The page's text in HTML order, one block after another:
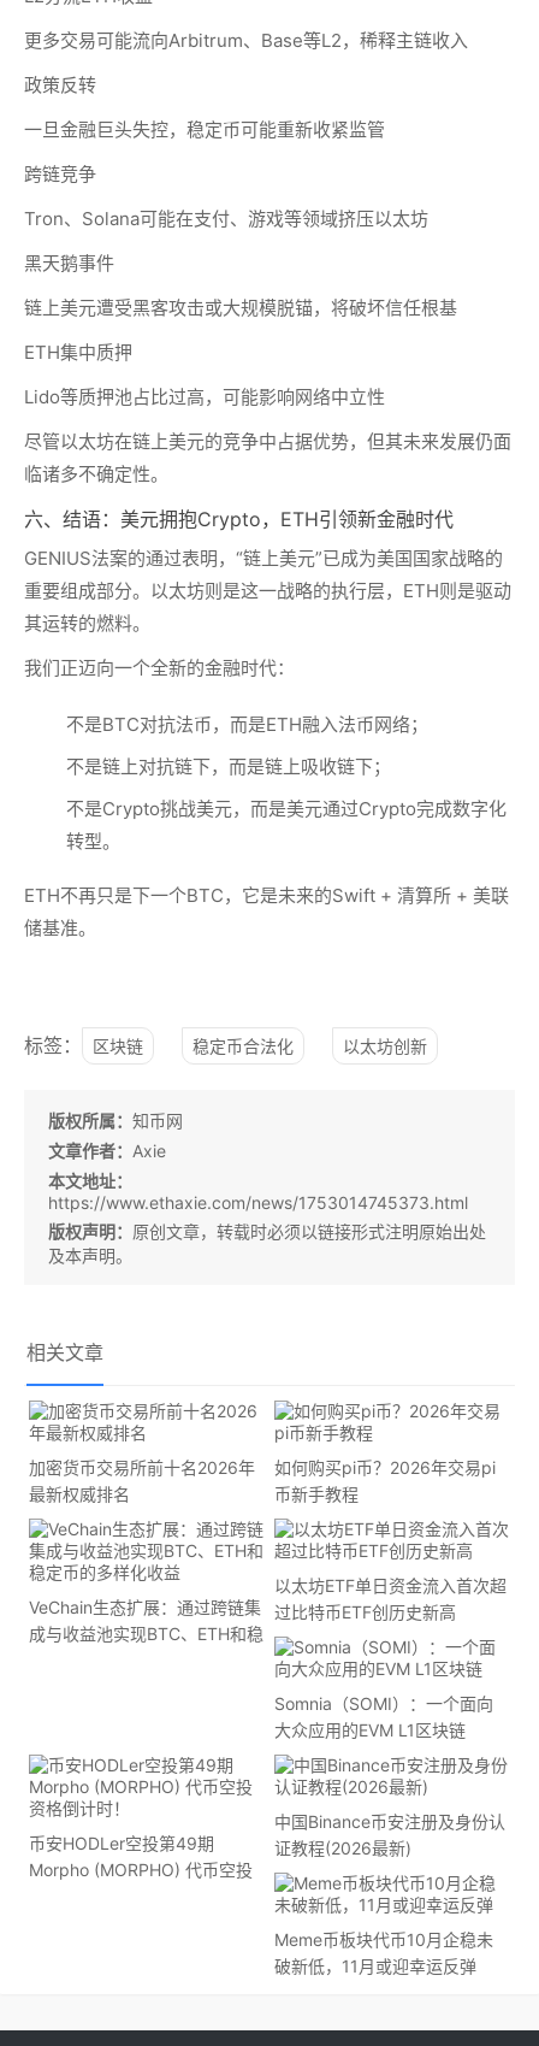
更多交易可能流向Arbitrum、Base等L2，稀释主链收入
政策反转
一旦金融巨头失控，稳定币可能重新收紧监管
跨链竞争
Tron、Solana可能在支付、游戏等领域挤压以太坊
黑天鹅事件
链上美元遭受黑客攻击或大规模脱锚，将破坏信任根基
ETH集中质押
Lido等质押池占比过高，可能影响网络中立性
尽管以太坊在链上美元的竞争中占据优势，但其未来发展仍面
临诸多不确定性。
六、结语：美元拥抱Crypto，ETH引领新金融时代
GENIUS法案的通过表明，“链上美元”已成为美国国家战略的
重要组成部分。以太坊则是这一战略的执行层，ETH则是驱动
其运转的燃料。
我们正迈向一个全新的金融时代：
不是BTC对抗法币，而是ETH融入法币网络；
不是链上对抗链下，而是链上吸收链下；
不是Crypto挑战美元，而是美元通过Crypto完成数字化
转型。
ETH不再只是下一个BTC，它是未来的Swift + 清算所 + 美联
储基准。
标签： 区块链 稳定币合法化 以太坊创新
版权所属： 知币网
文章作者： Axie
本文地址：
https://www.ethaxie.com/news/1753014745373.html
版权声明： 原创文章，转载时必须以链接形式注明原始出处
及本声明。
相关文章
加密货币交易所前十名2026年
最新权威排名
如何购买pi币？2026年交易pi
币新手教程
VeChain生态扩展：通过跨链集
成与收益池实现BTC、ETH和稳
以太坊ETF单日资金流入首次超
过比特币ETF创历史新高
Somnia（SOMI）：一个面向
大众应用的EVM L1区块链
币安HODLer空投第49期
Morpho (MORPHO) 代币空投
中国Binance币安注册及身份认
证教程(2026最新)
Meme币板块代币10月企稳未
破新低，11月或迎幸运反弹